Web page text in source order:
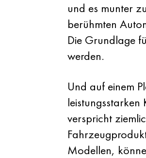
und es munter
berühmten
Die Grundlage
werden.
Und auf einem
verspricht
Modellen,